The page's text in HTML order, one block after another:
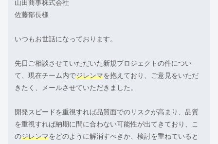
山田商事株式会社
佐藤部長様
いつもお世話になっております。
先日ご相談させていただいた新規プロジェクトの件につい
て、現在チーム内でジレンマを抱えており、ご意見をいただ
きたく、メールさせていただきました。
開発スピードを重視すれば品質面でのリスクが高まり、品質
を重視すれば納期に間に合わない可能性が出てきており、こ
のジレンマをどのように解消すべきか、検討を重ねていると